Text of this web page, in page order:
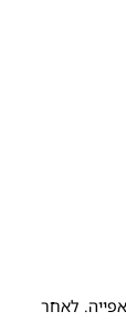
לאחר